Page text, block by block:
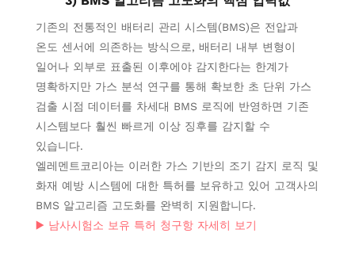
기존의 전통적인 배터리 관리 시스템(BMS)은 전압과
온도 센서에 의존하는 방식으로, 배터리 내부 변형이
일어나 외부로 표출된 이후에야 감지한다는 한계가
명확하지만 가스 분석 연구를 통해 확보한 초 단위 가스
검출 시점 데이터를 차세대 BMS 로직에 반영하면 기존
시스템보다 훨씬 빠르게 이상 징후를 감지할 수
있습니다.
엘레멘트코리아는 이러한 가스 기반의 조기 감지 로직 및
화재 예방 시스템에 대한 특허를 보유하고 있어 고객사의
BMS 알고리즘 고도화를 완벽히 지원합니다.
▶️ 남사시험소 보유 특허 청구항 자세히 보기